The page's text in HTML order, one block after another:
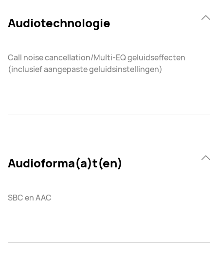
Audiotechnologie
Call noise cancellation/Multi-EQ geluidseffecten
(inclusief aangepaste geluidsinstellingen)
Audioforma(a)t(en)
SBC en AAC